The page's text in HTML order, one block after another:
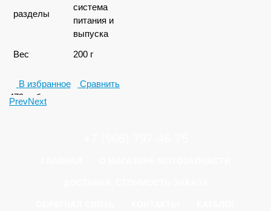
разделы
система
питания и
выпуска
Вес
200 г
В избранное
Сравнить
479 руб.
PrevNext